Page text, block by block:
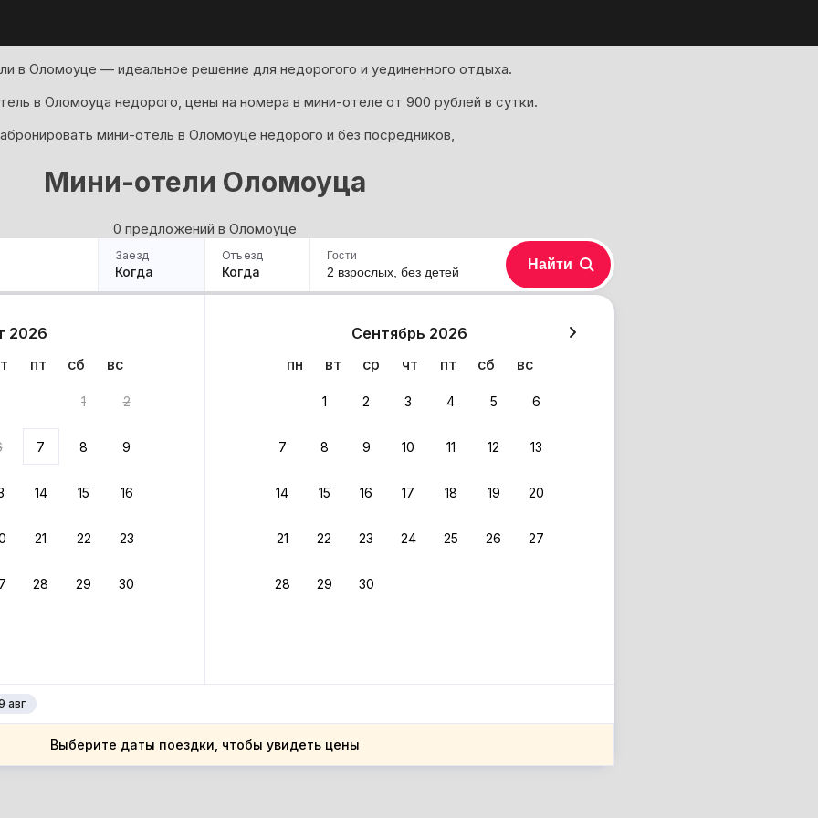
в Оломоуце — идеальное решение для недорогого и уединенного отдыха.
в Оломоуца недорого, цены на номера в мини-отеле от 900 рублей в сутки.
мини-отель в Оломоуце недорого и без посредников,
Мини-отели Оломоуца
0 предложений в Оломоуце
Заезд
Когда
Отъезд
Когда
2026
пт сб вс
1 2
7 8 9
14 15 16
21 22 23
28 29 30
Сентябрь 2026
пн
вт ср чт пт сб вс
1 2 3 4 5 6
7 8 9 10 11 12 13
14 15 16 17 18 19 20
21 22 23 24 25 26 27
28 29 30
авг
Выберите даты поездки, чтобы увидеть цены
Гости
2 взрослых, без детей Найти
вариант из результатов поиска не соответствует заданным фильтрам.
край